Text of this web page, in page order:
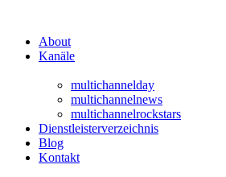
About
Kanäle
multichannelday
multichannelnews
multichannelrockstars
Dienstleisterverzeichnis
Blog
Kontakt